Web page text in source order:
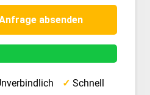
✓ Schnell